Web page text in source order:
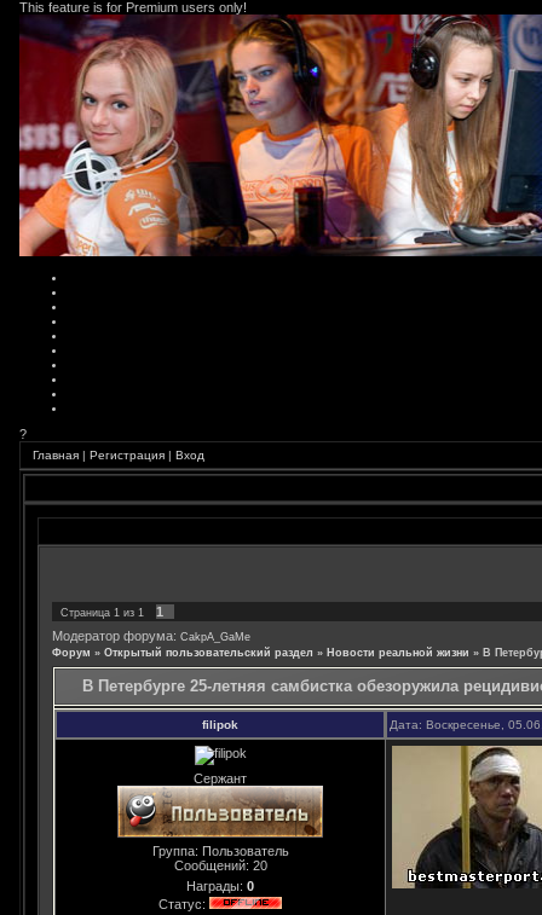
This feature is for Premium users only!
?
Главная | Регистрация | Вход
Страница 1 из 1
1
Модератор форума: CakpA_GaMe
Форум » Открытый пользовательский раздел » Новости реальной жизни » В
В Петербурге 25-летняя самбистка обезоружила
filipok Дата: Воскресенье,
Сержант
Группа: Пользователь
Сообщений: 20
Награды: 0
Статус: